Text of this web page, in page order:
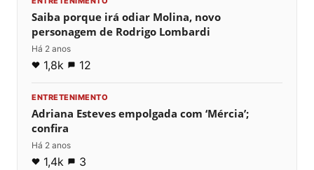
Saiba porque irá odiar Molina, novo
personagem de Rodrigo Lombardi
Há 2 anos
1,8k 12
ENTRETENIMENTO
Adriana Esteves empolgada com ‘Mércia’;
confira
Há 2 anos
1,4k 3